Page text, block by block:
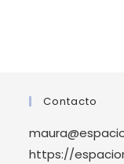
Contacto
https://